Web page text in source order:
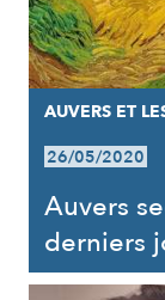
AUVERS ET
26/05/2020
Auvers
derniers